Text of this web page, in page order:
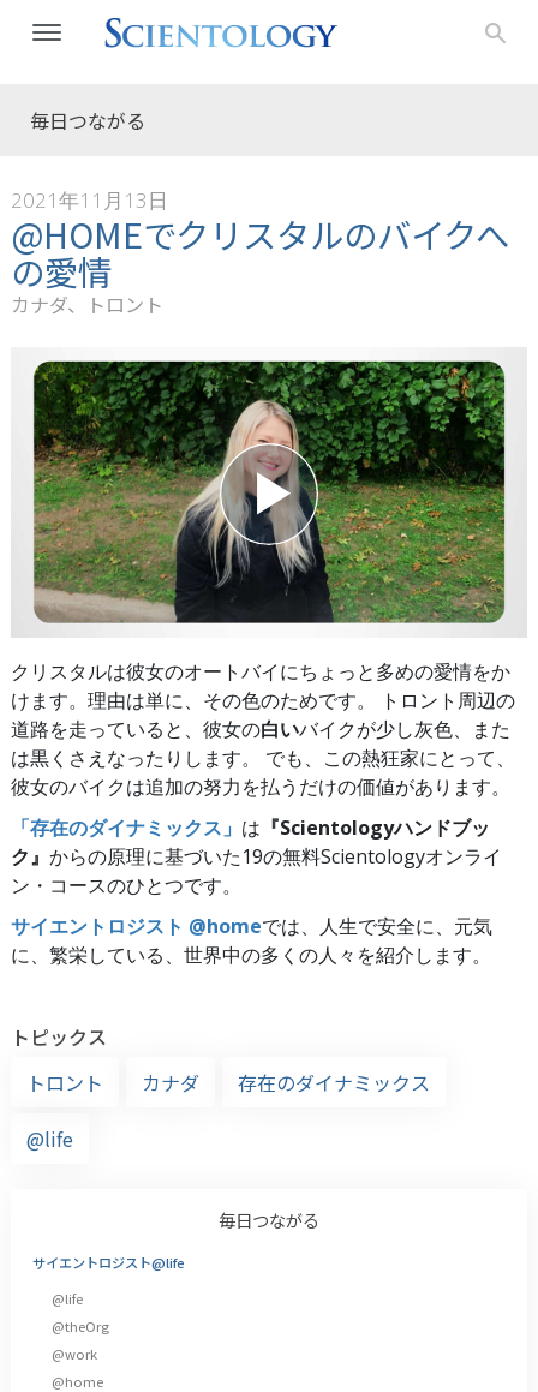
毎日つながる
2021年11月13日
@HOMEでクリスタルのバイクへ
の愛情
カナダ、トロント
クリスタルは彼女のオートバイにちょっと多めの愛情をか
けます。理由は単に、その色のためです。 トロント周辺の
道路を走っていると、彼女の白いバイクが少し灰色、また
は黒くさえなったりします。 でも、この熱狂家にとって、
彼女のバイクは追加の努力を払うだけの価値があります。
「存在のダイナミックス」 は 『Scientologyハンドブッ
ク』 からの原理に基づいた19の無料Scientologyオンライ
ン・コースのひとつです。
サイエントロジスト @homeでは、人生で安全に、元気
に、繁栄している、世界中の多くの人々を紹介します。
トピックス
トロント
カナダ
存在のダイナミックス
@life
毎日つながる
サイエントロジスト@life
@life
@theOrg
@work
@home